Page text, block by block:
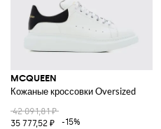
MCQUEEN
Кожаные кроссовки Oversized
42 091,81 ₽
35 777,52 ₽
-15%